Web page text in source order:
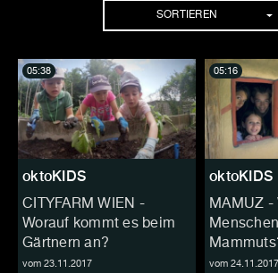
SORTIEREN
oktoKIDS
CITYFARM WIEN -
Worauf kommt es beim
Gärtnern an?
vom 23.11.2017
05:38
oktoKIDS
MAMUZ -
vom 24.11.2017
05:16